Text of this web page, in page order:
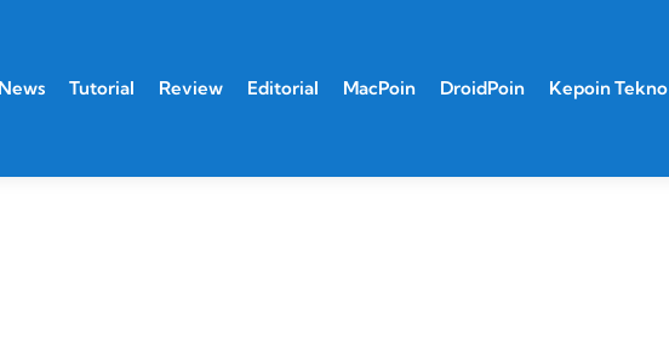
News Tutorial Review Editorial MacPoin DroidPoin Kepoin Tekno